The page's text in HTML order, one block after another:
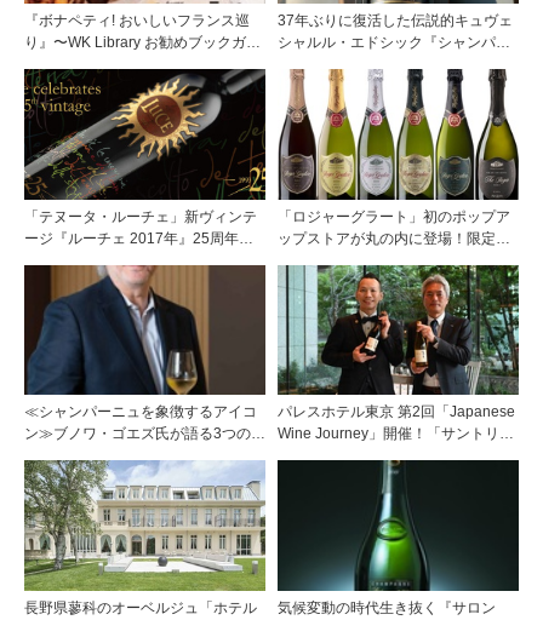
『ボナペティ! おいしいフランス巡
り』〜WK Library お勧めブックガイ
37年ぶりに復活した伝説的キュヴェ
シャルル・エドシック『シャンパ
「テヌータ・ルーチェ」新ヴィンテ
ージ『ルーチェ 2017年』25周年記
「ロジャーグラート」初のポップア
ップストアが丸の内に登場！限定キ
≪シャンパーニュを象徴するアイコ
ン≫ブノワ・ゴエズ氏が語る3つのキ
パレスホテル東京 第2回「Japanese
Wine Journey」開催！「サントリー
インメーカー 篠田 健太郎氏が来場
長野県蓼科のオーベルジュ「ホテル 気候変動の時代生き抜く『サロン